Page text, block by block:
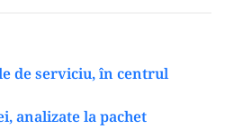
de serviciu, în centrul
analizate la pachet